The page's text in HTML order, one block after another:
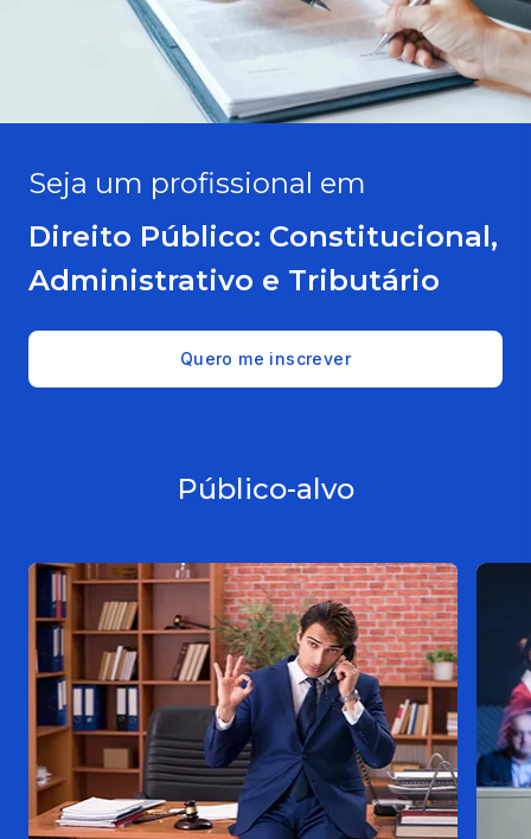
Seja um profissional em
Direito Público: Constitucional,
Administrativo e Tributário
Quero me inscrever
Público-alvo